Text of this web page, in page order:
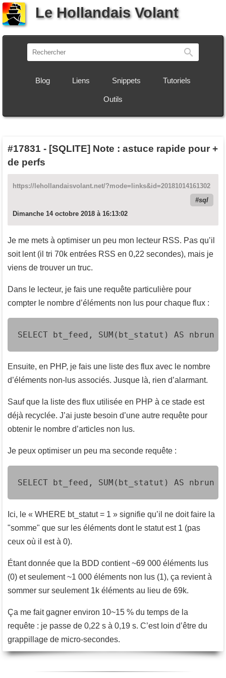
Le Hollandais Volant
Blog Liens Snippets Tutoriels
Outils
#17831 - [SQLITE] Note : astuce rapide pour +
de perfs
https://lehollandaisvolant.net/?mode=links&id=20181014161302
sql
Dimanche 14 octobre 2018 à 16:13:02
Je me mets à optimiser un peu mon lecteur RSS. Pas qu’il
soit lent (il tri 70k entrées RSS en 0,22 secondes), mais je
viens de trouver un truc.
Dans le lecteur, je fais une requête particulière pour
compter le nombre d’éléments non lus pour chaque flux :
SELECT bt_feed, SUM(bt_statut) AS nbrun
Ensuite, en PHP, je fais une liste des flux avec le nombre
d’éléments non-lus associés. Jusque là, rien d’alarmant.
Sauf que la liste des flux utilisée en PHP à ce stade est
déjà recyclée. J’ai juste besoin d’une autre requête pour
obtenir le nombre d’articles non lus.
Je peux optimiser un peu ma seconde requête :
SELECT bt_feed, SUM(bt_statut) AS nbrun
Ici, le « WHERE bt_statut = 1 » signifie qu’il ne doit faire la
"somme" que sur les éléments dont le statut est 1 (pas
ceux où il est à 0).
Étant donnée que la BDD contient ~69 000 éléments lus
(0) et seulement ~1 000 éléments non lus (1), ça revient à
sommer sur seulement 1k éléments au lieu de 69k.
Ça me fait gagner environ 10~15 % du temps de la
requête : je passe de 0,22 s à 0,19 s. C’est loin d’être du
grappillage de micro-secondes.